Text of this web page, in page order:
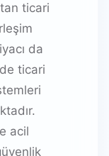
ticari
da
ticari
acil